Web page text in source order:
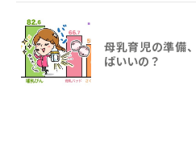
母乳育児の準備
ばいいの？